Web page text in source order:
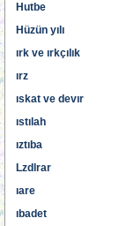
Hutbe
Hüzün yılı
ırk ve ırkçılık
ırz
ıskat ve devır
ıstılah
ıztıba
Lzdlrar
ıare
ıbadet